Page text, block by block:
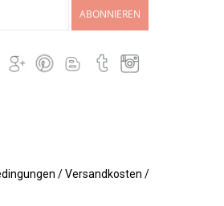
ABONNIEREN
/ Versandkosten /